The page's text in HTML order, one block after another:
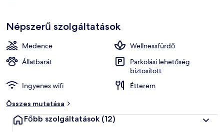
Népszerű szolgáltatások
Medence
Wellnessfürdő
Állatbarát
Parkolási lehetőség
biztosított
Ingyenes wifi
Étterem
Összes mutatása
Főbb szolgáltatások (12)